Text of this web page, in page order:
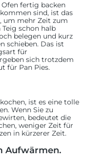
fertig backen
sind, ist das
um mehr Zeit zum
Teig schon halb
belegen und kurz
schieben. Das ist
für
sich trotzdem
für Pan Pies.
ist es eine tolle
Wenn Sie zu
bedeutet die
weniger Zeit für
in kürzerer Zeit.
Aufwärmen.